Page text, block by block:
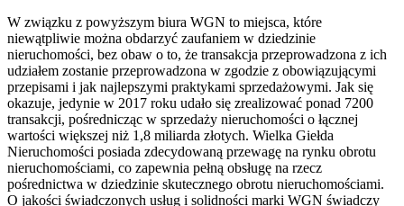
W związku z powyższym biura WGN to miejsca, które
niewątpliwie można obdarzyć zaufaniem w dziedzinie
nieruchomości, bez obaw o to, że transakcja przeprowadzona z ich
udziałem zostanie przeprowadzona w zgodzie z obowiązującymi
przepisami i jak najlepszymi praktykami sprzedażowymi. Jak się
okazuje, jedynie w 2017 roku udało się zrealizować ponad 7200
transakcji, pośrednicząc w sprzedaży nieruchomości o łącznej
wartości większej niż 1,8 miliarda złotych. Wielka Giełda
Nieruchomości posiada zdecydowaną przewagę na rynku obrotu
nieruchomościami, co zapewnia pełną obsługę na rzecz
pośrednictwa w dziedzinie skutecznego obrotu nieruchomościami.
O jakości świadczonych usług i solidności marki WGN świadczy